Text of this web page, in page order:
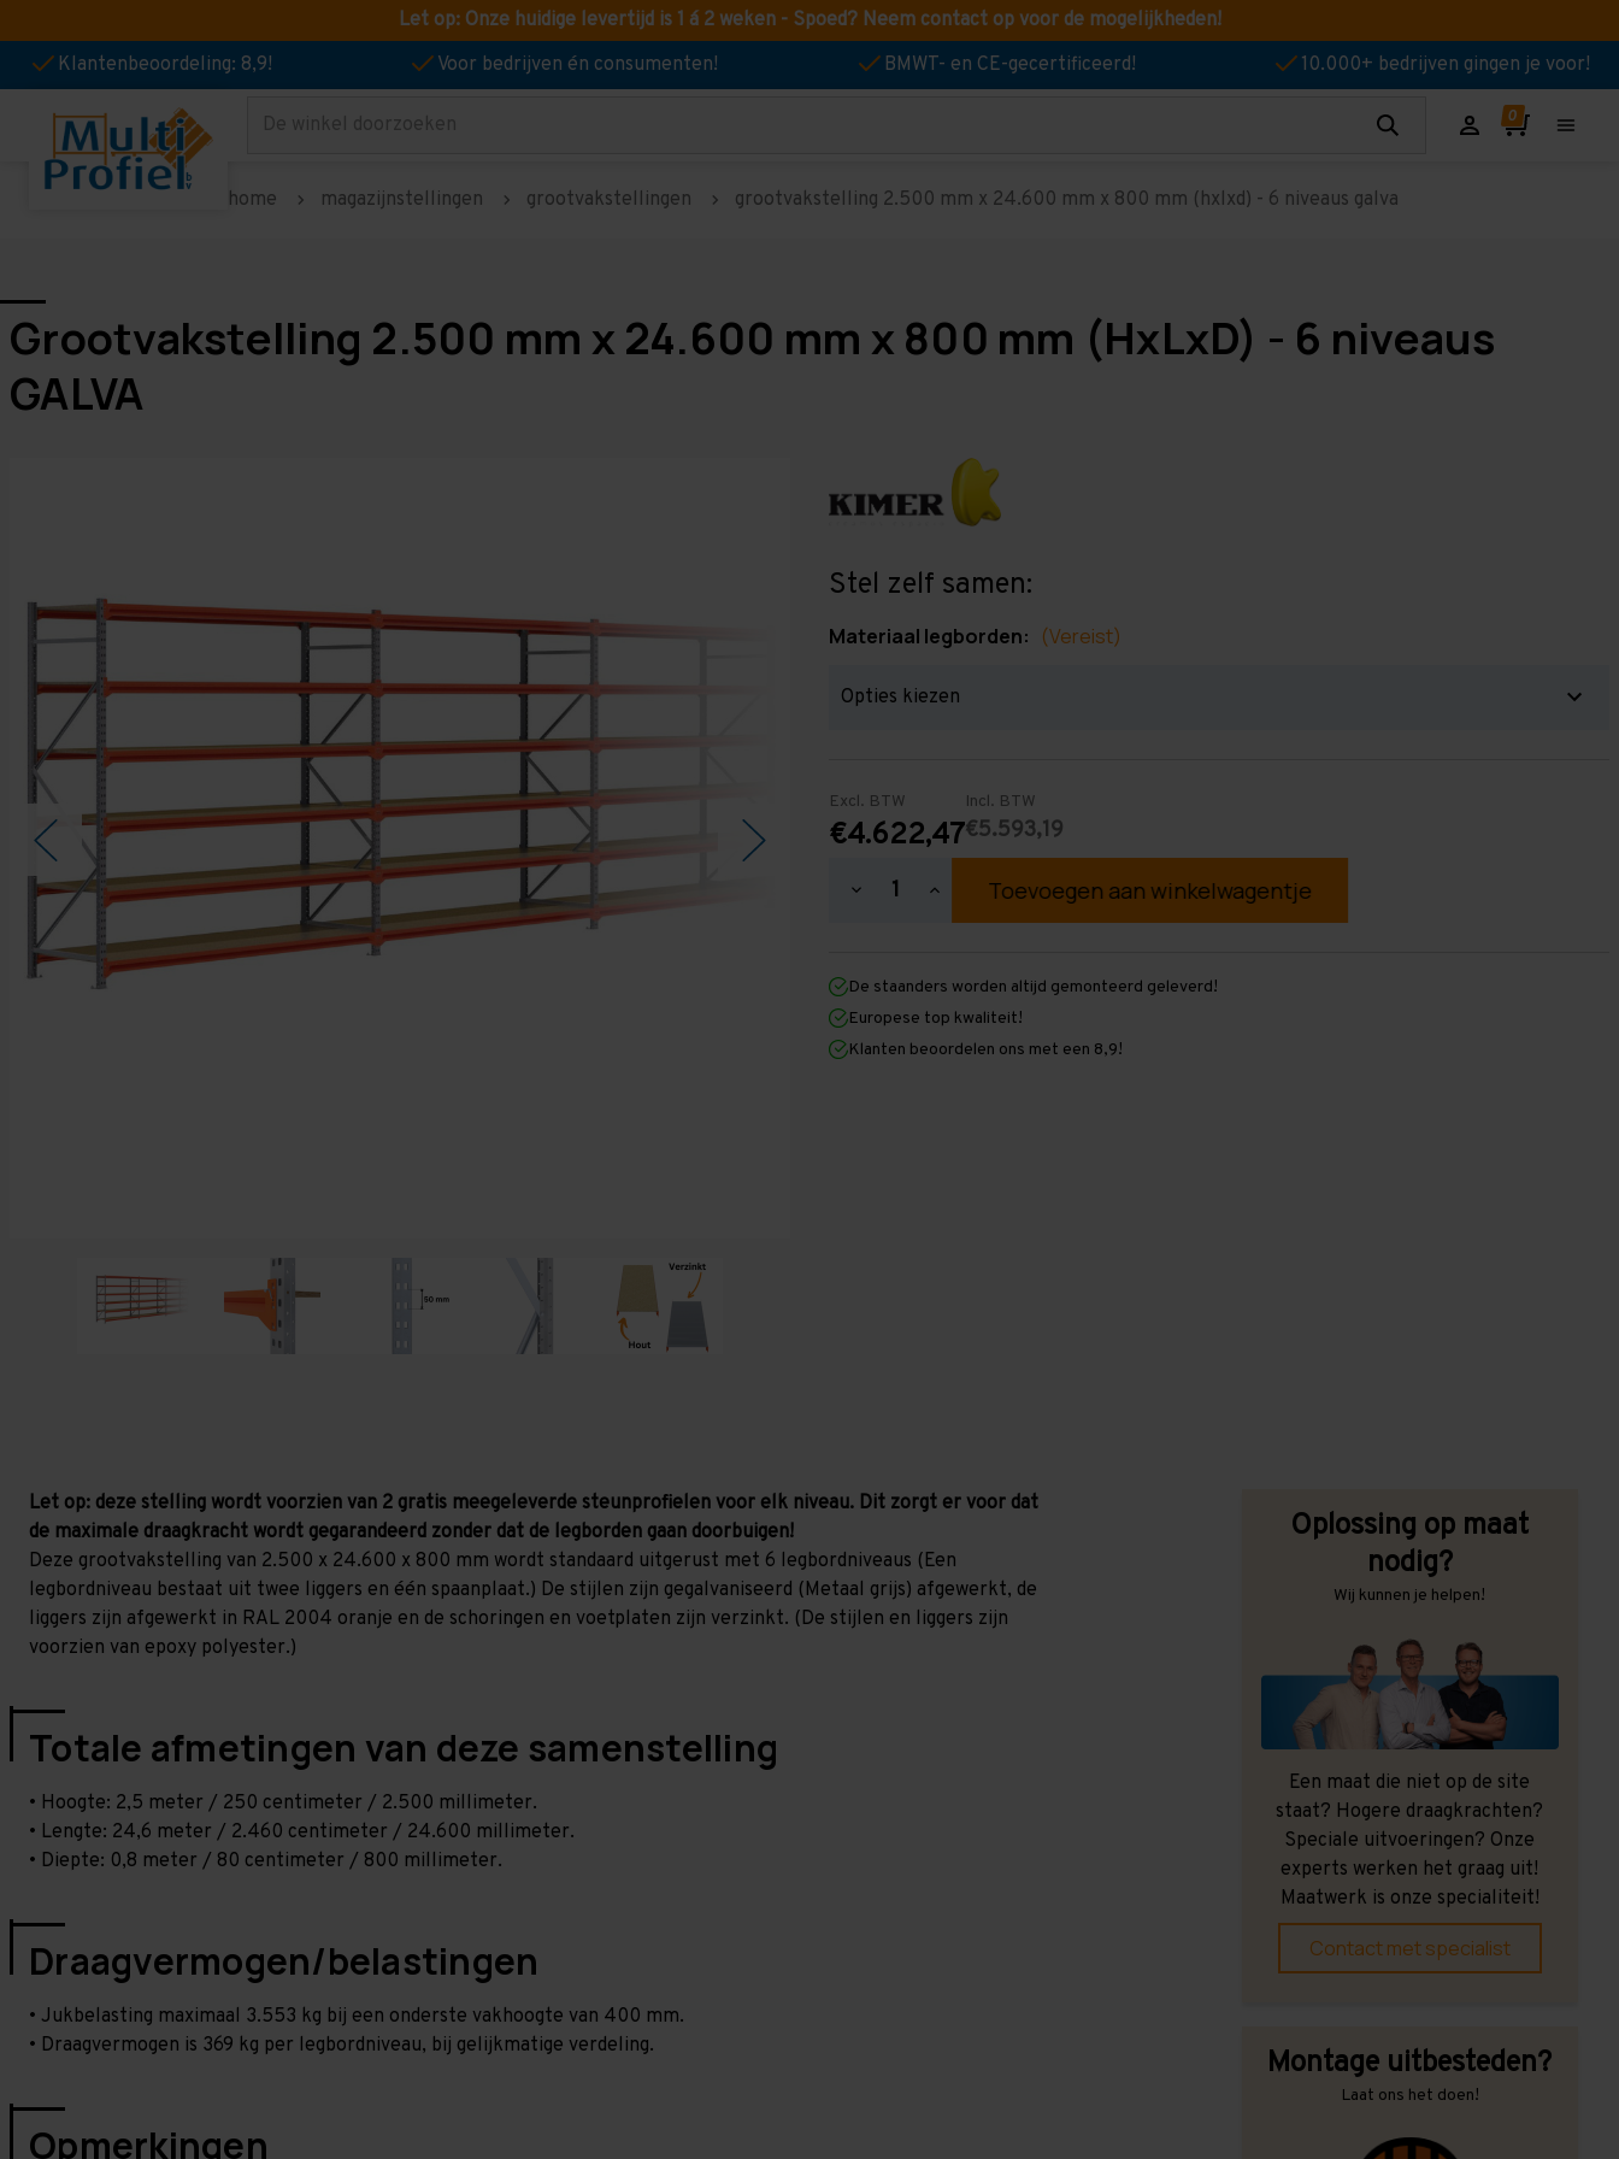
Let op: Onze huidige levertijd is 1 á 2 weken - Spoed? Neem contact op voor de mogelijkheden!
Klantenbeoordeling: 8,9!
Voor bedrijven én consumenten! BMWT- en CE-gecertificeerd! 10.000+ bedrijven gingen je voor!
Zoeken
home magazijnstellingen grootvakstellingen grootvakstelling 2.500 mm x 24.600 mm x 800 mm (hxlxd) - 6 niveaus galva
Grootvakstelling 2.500 mm x 24.600 mm x 800 mm (HxLxD) - 6 niveaus
GALVA
Stel zelf samen:
Materiaal legborden: (Vereist)
Excl. BTW
€4.622,47
Incl. BTW
€5.593,19
Hoeveelheid
2.500
mm
x
24.600
mm
Hoeveelheid
verhogen
2.500
mm
x
24.600
mm
De staanders worden altijd gemonteerd geleverd!
Europese top kwaliteit!
Klanten beoordelen ons met een 8,9!
Let op: deze stelling wordt voorzien van 2 gratis meegeleverde steunprofielen voor elk niveau. Dit zorgt er voor dat
de maximale draagkracht wordt gegarandeerd zonder dat de legborden gaan doorbuigen!
Deze grootvakstelling van 2.500 x 24.600 x 800 mm wordt standaard uitgerust met 6 legbordniveaus (Een
legbordniveau bestaat uit twee liggers en één spaanplaat.) De stijlen zijn gegalvaniseerd (Metaal grijs) afgewerkt, de
liggers zijn afgewerkt in RAL 2004 oranje en de schoringen en voetplaten zijn verzinkt. (De stijlen en liggers zijn
voorzien van epoxy polyester.)
Totale afmetingen van deze samenstelling
• Hoogte: 2,5 meter / 250 centimeter / 2.500 millimeter.
• Lengte: 24,6 meter / 2.460 centimeter / 24.600 millimeter.
• Diepte: 0,8 meter / 80 centimeter / 800 millimeter.
Draagvermogen/belastingen
• Jukbelasting maximaal 3.553 kg bij een onderste vakhoogte van 400 mm.
• Draagvermogen is 369 kg per legbordniveau, bij gelijkmatige verdeling.
Opmerkingen
Oplossing op maat
nodig?
Wij kunnen je helpen!
Een maat die niet op de site
staat? Hogere draagkrachten?
Speciale uitvoeringen? Onze
experts werken het graag uit!
Maatwerk is onze specialiteit!
Contact met specialist
Montage uitbesteden?
Laat ons het doen!